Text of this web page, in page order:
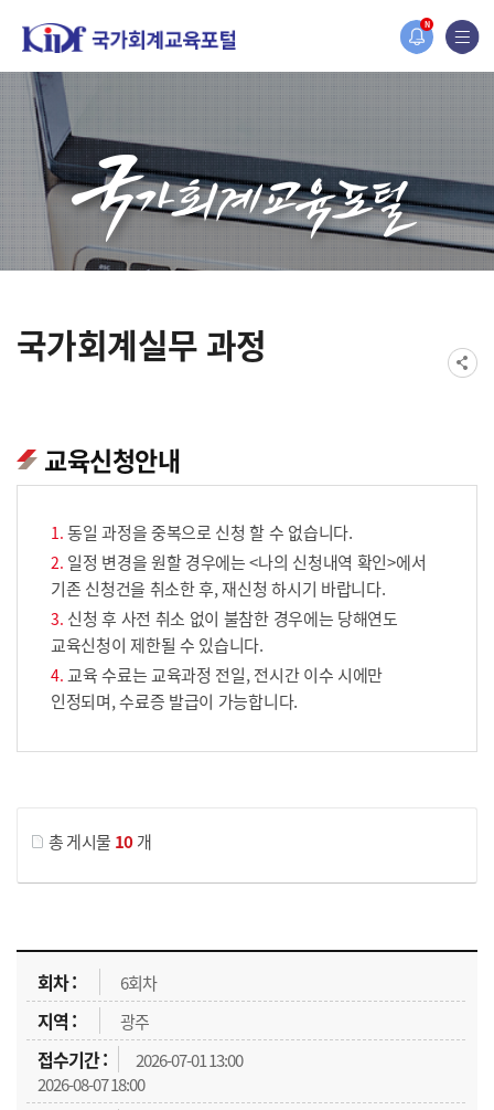
N
홈페이지가 새롭게 개편되었습니다.
한국조세재정연구원홈페이지가 새롭게 개설되었습니다.
국가회계실무 과정
교육신청안내
동일 과정을 중복으로 신청 할 수 없습니다.
일정 변경을 원할 경우에는 <나의 신청내역 확인>에서
기존 신청건을 취소한 후, 재신청 하시기 바랍니다.
신청 후 사전 취소 없이 불참한 경우에는 당해연도
교육신청이 제한될 수 있습니다.
교육 수료는 교육과정 전일, 전시간 이수 시에만
인정되며, 수료증 발급이 가능합니다.
총 게시물 10개
교육신청 목록을 나타낸 표로 회차, 지역, 접수기간, 교육기간, 교육장소, 신청인원/모집인원, 상태로 나뉘어 설명합니다.
6회차
광주
2026-07-01 13:00
2026-08-07 18:00